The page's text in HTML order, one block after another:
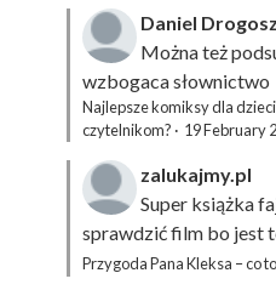
Daniel Drogosz
Można też
wzbogaca słownictwo
Najlepsze komiksy dla
czytelnikom? · 19 February
zalukajmy.pl
Super książka
sprawdzić film bo jest
Przygoda Pana Kleksa – co